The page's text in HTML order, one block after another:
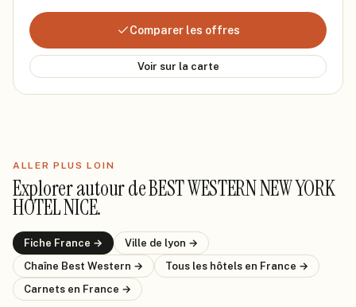
Comparer les offres
Voir sur la carte
ALLER PLUS LOIN
Explorer autour deBEST WESTERN NEW YORK
HOTEL NICE.
Fiche France → Ville de lyon →
Chaîne Best Western → Tous les hôtels en France →
Carnets en France →